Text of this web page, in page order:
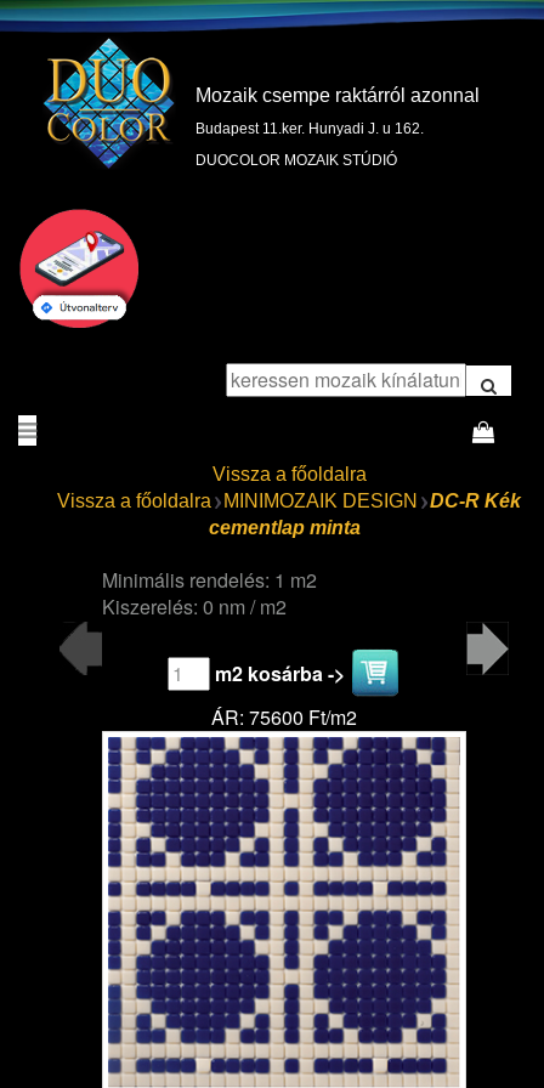
Mozaik csempe raktárról azonnal
Budapest 11.ker. Hunyadi J. u 162.
DUOCOLOR MOZAIK STÚDIÓ
Vissza a főoldalra
Vissza a főoldalra
MINIMOZAIK DESIGN
DC-R Kék
cementlap minta
Minimális rendelés: 1 m2
Kiszerelés: 0 nm / m2
m2 kosárba ->
ÁR: 75600 Ft/m2